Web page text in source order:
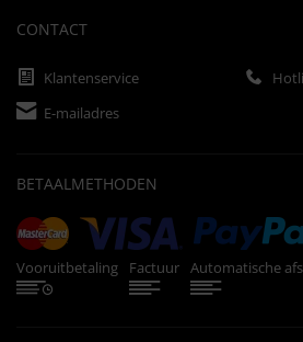
CONTACT
Klantenservice
E-mailadres
BETAALMETHODEN
Vooruitbetaling Factuur Automatische